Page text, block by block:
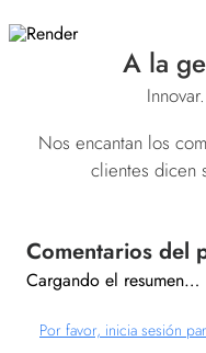
A la
Nos encantan los
clientes dicen
Cargando el resumen…
Por favor, inicia sesión